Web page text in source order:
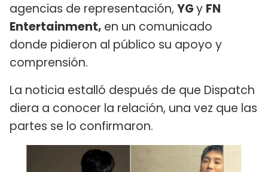
agencias de representación, YGy FN
Entertainment, en un comunicado
donde pidieron al público su apoyo y
comprensión.
La noticia estalló después de que Dispatch
diera a conocer la relación, una vez que las
partes se lo confirmaron.